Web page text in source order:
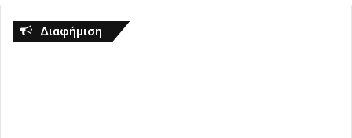
Διαφήμιση